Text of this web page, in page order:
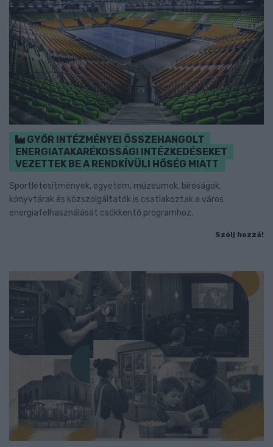
GYŐR INTÉZMÉNYEI ÖSSZEHANGOLT
ENERGIATAKARÉKOSSÁGI INTÉZKEDÉSEKET
VEZETTEK BE A RENDKÍVÜLI HŐSÉG MIATT
Sportlétesítmények, egyetem, múzeumok, bíróságok,
könyvtárak és közszolgáltatók is csatlakoztak a város
energiafelhasználását csökkentő programhoz.
Szólj hozzá!